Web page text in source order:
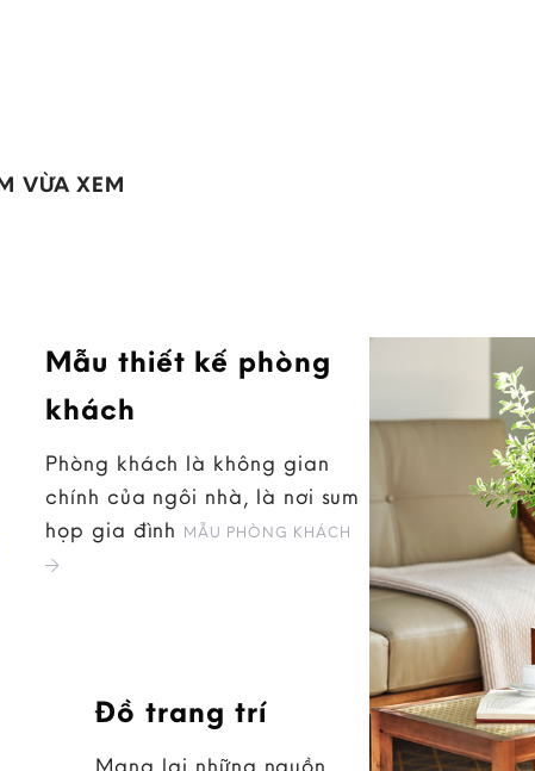
VỪA XEM
Mẫu thiết kế phòng
khách
Phòng khách là không gian
chính của ngôi nhà, là nơi sum
họp gia đình MẪU PHÒNG KHÁCH
Đồ trang trí